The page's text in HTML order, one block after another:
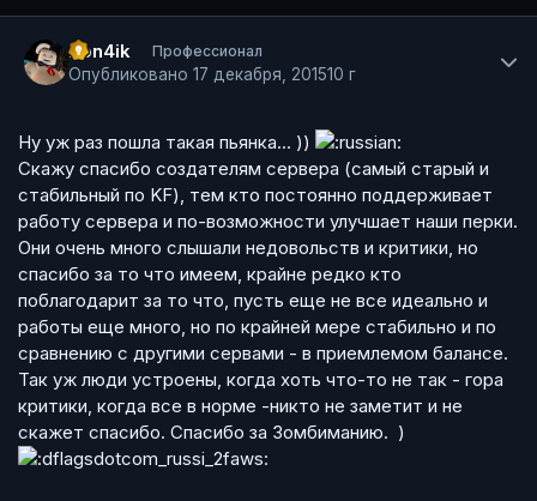
Pon4ik Профессионал
Опубликовано 17 декабря, 201510 г
Ну уж раз пошла такая пьянка... ))
Скажу спасибо создателям сервера (самый старый и
стабильный по KF), тем кто постоянно поддерживает
работу сервера и по-возможности улучшает наши перки.
Они очень много слышали недовольств и критики, но
спасибо за то что имеем, крайне редко кто
поблагодарит за то что, пусть еще не все идеально и
работы еще много, но по крайней мере стабильно и по
сравнению с другими сервами - в приемлемом балансе.
Так уж люди устроены, когда хоть что-то не так - гора
критики, когда все в норме -никто не заметит и не
скажет спасибо. Спасибо за Зомбиманию. )